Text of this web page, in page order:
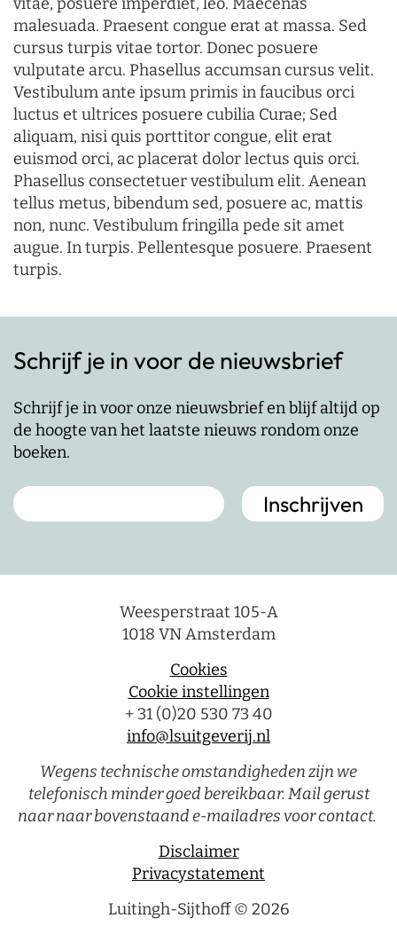
vitae, posuere imperdiet, leo. Maecenas
malesuada. Praesent congue erat at massa. Sed
cursus turpis vitae tortor. Donec posuere
vulputate arcu. Phasellus accumsan cursus velit.
Vestibulum ante ipsum primis in faucibus orci
luctus et ultrices posuere cubilia Curae; Sed
aliquam, nisi quis porttitor congue, elit erat
euismod orci, ac placerat dolor lectus quis orci.
Phasellus consectetuer vestibulum elit. Aenean
tellus metus, bibendum sed, posuere ac, mattis
non, nunc. Vestibulum fringilla pede sit amet
augue. In turpis. Pellentesque posuere. Praesent
turpis.
Schrijf je in voor de nieuwsbrief
Schrijf je in voor onze nieuwsbrief en blijf altijd op
de hoogte van het laatste nieuws rondom onze
boeken.
Weesperstraat 105-A
1018 VN Amsterdam
Cookies
Cookie instellingen
+ 31 (0)20 530 73 40
info@lsuitgeverij.nl
Wegens technische omstandigheden zijn we
telefonisch minder goed bereikbaar. Mail gerust
naar naar bovenstaand e-mailadres voor contact.
Disclaimer
Privacystatement
Luitingh-Sijthoff © 2026